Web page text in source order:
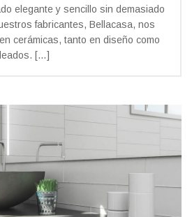
elegante y sencillo sin demasiado
fabricantes, Bellacasa, nos
cerámicas, tanto en diseño como
[…]